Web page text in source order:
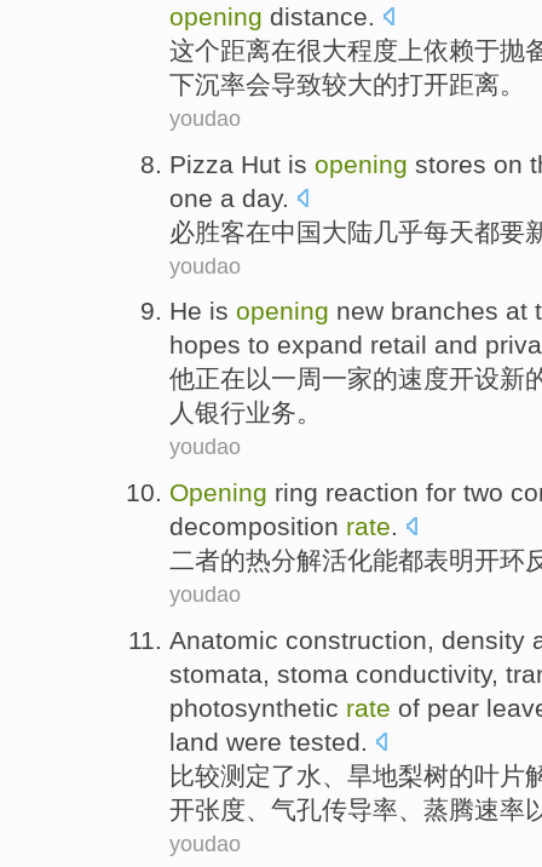
opening distance.
这个距离在很大程度上依赖于抛
下沉率会导致较大的打开距离。
youdao
Pizza Hut is opening stores on
one a day.
必胜客在中国大陆 几乎每天都要
youdao
He is opening new branches at
hopes to expand retail and
他正在以一周一家的速度开设新
人 银行业务。
youdao
Opening ring reaction for two
decomposition rate.
二者的热分解活化能都表明开环
youdao
Anatomic construction, density
stomata, stoma conductivity,
photosynthetic rate of pear
land were tested.
比较测定了水、 旱地梨树的叶片
开张度、气孔传导率、 蒸腾速率
youdao